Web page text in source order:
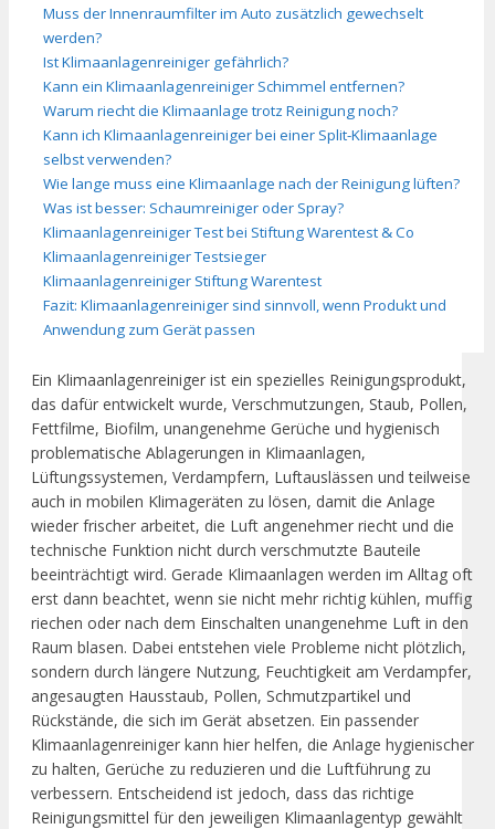
Muss der Innenraumfilter im Auto zusätzlich gewechselt
werden?
Ist Klimaanlagenreiniger gefährlich?
Kann ein Klimaanlagenreiniger Schimmel entfernen?
Warum riecht die Klimaanlage trotz Reinigung noch?
Kann ich Klimaanlagenreiniger bei einer Split-Klimaanlage
selbst verwenden?
Wie lange muss eine Klimaanlage nach der Reinigung lüften?
Was ist besser: Schaumreiniger oder Spray?
Klimaanlagenreiniger Test bei Stiftung Warentest & Co
Klimaanlagenreiniger Testsieger
Klimaanlagenreiniger Stiftung Warentest
Fazit: Klimaanlagenreiniger sind sinnvoll, wenn Produkt und
Anwendung zum Gerät passen
Ein Klimaanlagenreiniger ist ein spezielles Reinigungsprodukt,
das dafür entwickelt wurde, Verschmutzungen, Staub, Pollen,
Fettfilme, Biofilm, unangenehme Gerüche und hygienisch
problematische Ablagerungen in Klimaanlagen,
Lüftungssystemen, Verdampfern, Luftauslässen und teilweise
auch in mobilen Klimageräten zu lösen, damit die Anlage
wieder frischer arbeitet, die Luft angenehmer riecht und die
technische Funktion nicht durch verschmutzte Bauteile
beeinträchtigt wird. Gerade Klimaanlagen werden im Alltag oft
erst dann beachtet, wenn sie nicht mehr richtig kühlen, muffig
riechen oder nach dem Einschalten unangenehme Luft in den
Raum blasen. Dabei entstehen viele Probleme nicht plötzlich,
sondern durch längere Nutzung, Feuchtigkeit am Verdampfer,
angesaugten Hausstaub, Pollen, Schmutzpartikel und
Rückstände, die sich im Gerät absetzen. Ein passender
Klimaanlagenreiniger kann hier helfen, die Anlage hygienischer
zu halten, Gerüche zu reduzieren und die Luftführung zu
verbessern. Entscheidend ist jedoch, dass das richtige
Reinigungsmittel für den jeweiligen Klimaanlagentyp gewählt